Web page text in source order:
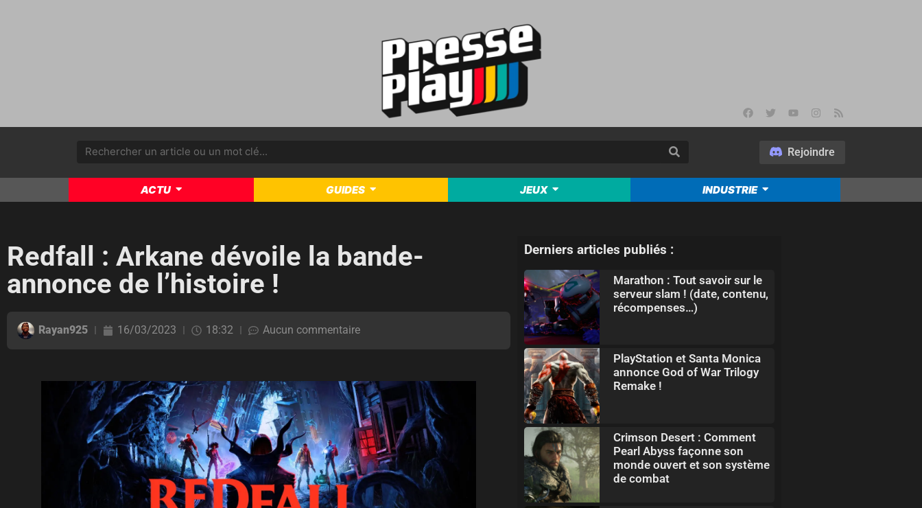
Rejoindre
ACTU GUIDES JEUX INDUSTRIE
Redfall : Arkane dévoile la bande-
annonce de l’histoire !
Rayan925 16/03/2023 18:32 Aucun commentaire
Derniers articles publiés :
Marathon : Tout savoir sur le
serveur slam ! (date, contenu,
récompenses…)
PlayStation et Santa Monica
annonce God of War Trilogy
Remake !
Crimson Desert : Comment
Pearl Abyss façonne son
monde ouvert et son système
de combat